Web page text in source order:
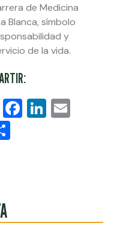
de Medicina
Blanca, símbolo
y
de la vida.
X Facebook
LinkedIn